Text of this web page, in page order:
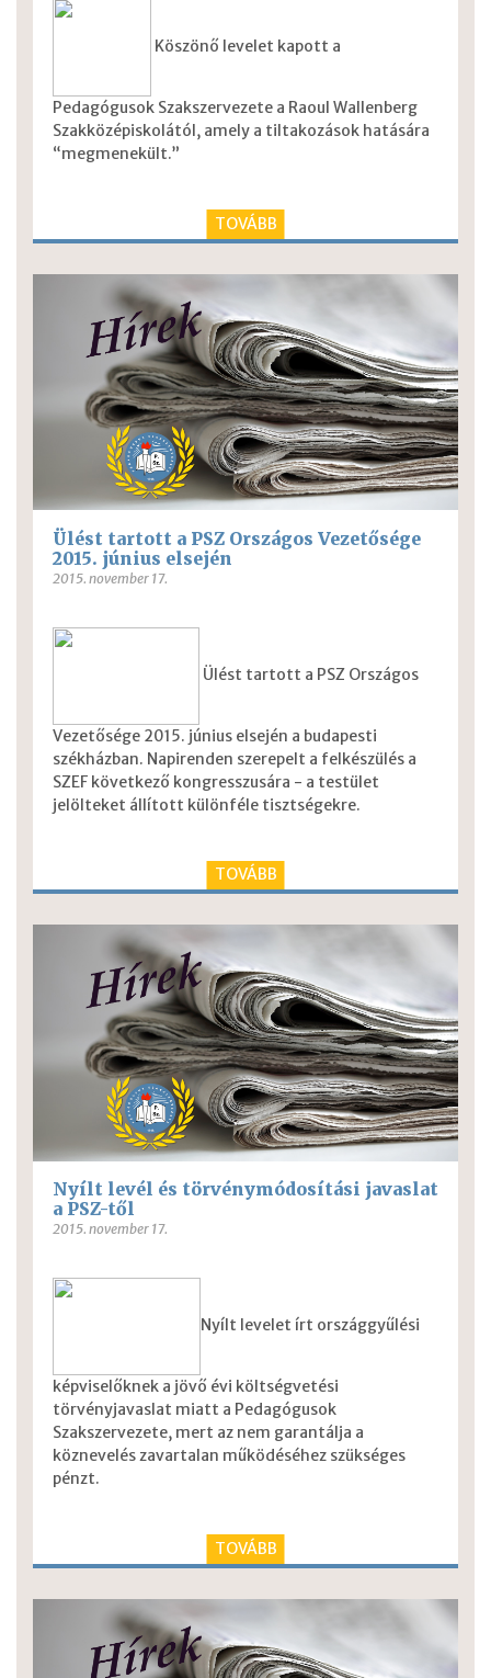
Köszönő levelet kapott a
Pedagógusok Szakszervezete a Raoul Wallenberg
Szakközépiskolától, amely a tiltakozások hatására
“megmenekült.”
TOVÁBB
Ülést tartott a PSZ Országos Vezetősége
2015. június elsején
2015. november 17.
Ülést tartott a PSZ Országos
Vezetősége 2015. június elsején a budapesti
székházban. Napirenden szerepelt a felkészülés a
SZEF következő kongresszusára - a testület
jelölteket állított különféle tisztségekre.
TOVÁBB
Nyílt levél és törvénymódosítási javaslat
a PSZ-től
2015. november 17.
Nyílt levelet írt országgyűlési
képviselőknek a jövő évi költségvetési
törvényjavaslat miatt a Pedagógusok
Szakszervezete, mert az nem garantálja a
köznevelés zavartalan működéséhez szükséges
pénzt.
TOVÁBB